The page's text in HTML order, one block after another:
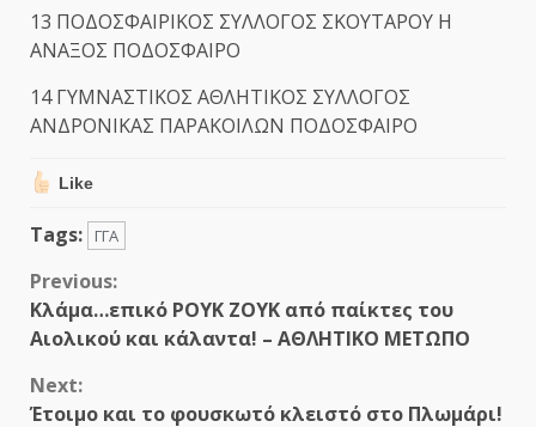
13 ΠΟΔΟΣΦΑΙΡΙΚΟΣ ΣΥΛΛΟΓΟΣ ΣΚΟΥΤΑΡΟΥ Η
ΑΝΑΞΟΣ ΠΟΔΟΣΦΑΙΡΟ
14 ΓΥΜΝΑΣΤΙΚΟΣ ΑΘΛΗΤΙΚΟΣ ΣΥΛΛΟΓΟΣ
ΑΝΔΡΟΝΙΚΑΣ ΠΑΡΑΚΟΙΛΩΝ ΠΟΔΟΣΦΑΙΡΟ
Like
Tags: ΓΓΑ
Continue
Reading
Previous:
Κλάμα…επικό ΡΟΥΚ ΖΟΥΚ από παίκτες του
Αιολικού και κάλαντα! – ΑΘΛΗΤΙΚΟ ΜΕΤΩΠΟ
Next:
Έτοιμο και το φουσκωτό κλειστό στο Πλωμάρι!